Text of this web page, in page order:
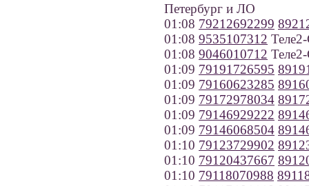
Петербург и ЛО
01:08 79212692299
01:08 9535107312
01:08 9046010712
01:09 79191726595
01:09 79160623285
01:09 79172978034
01:09 79146929222
01:09 79146068504
01:10 79123729902
01:10 79120437667
01:10 79118070988